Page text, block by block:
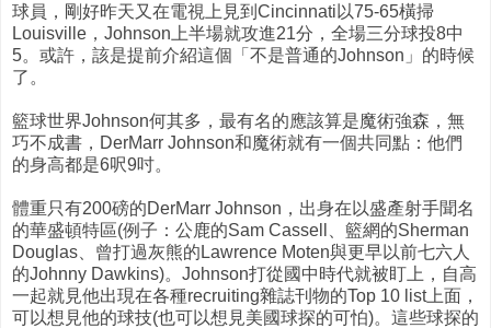
球員，剛好昨天又在電視上見到Cincinnati以75-65橫掃
Louisville，Johnson上半場就攻進21分，全場三分球投8中
5。或許，該是提前介紹這個「不是普通的Johnson」的時候
了。
籃球世界Johnson何其多，最有名的應該算是魔術強森，無
巧不成書，DerMarr Johnson和魔術就有一個共同點：他們
的身高都是6呎9吋。
體重只有200磅的DerMarr Johnson，出身在以盛產射手聞名
的華盛頓特區(例子：公鹿的Sam Cassell、籃網的Sherman
Douglas、曾打過灰熊的Lawrence Moten與更早以前七六人
的Johnny Dawkins)。Johnson打從國中時代就被盯上，自高
一起就見他出現在各種recruiting雜誌刊物的Top 10 list上面，
可以想見他的球技(也可以想見美國球探的可怕)。這些球探的